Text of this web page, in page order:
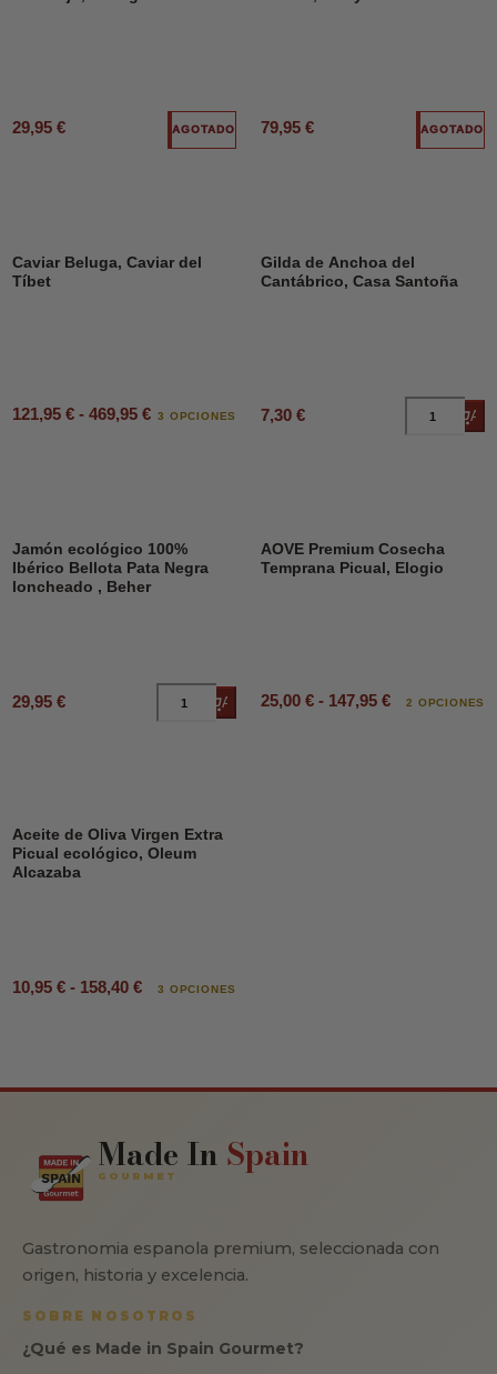
29,95 € AGOTADO 79,95 € AGOTADO
Caviar Beluga, Caviar del
Tíbet
121,95 € - 469,95 € 3 OPCIONES
Gilda de Anchoa del
Cantábrico, Casa Santoña
7,30 €
Jamón ecológico 100%
Ibérico Bellota Pata Negra
loncheado , Beher
29,95 € Añadir al carrito
AOVE Premium Cosecha
Temprana Picual, Elogio
25,00 € - 147,95 € 2 OPCIONES
Aceite de Oliva Virgen Extra
Picual ecológico, Oleum
Alcazaba
10,95 € - 158,40 € 3 OPCIONES
Made In Spain
GOURMET
Gastronomia espanola premium, seleccionada con
origen, historia y excelencia.
SOBRE NOSOTROS
¿Qué es Made in Spain Gourmet?